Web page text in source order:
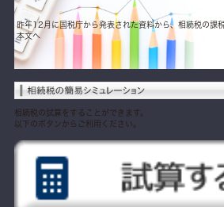
昨年12月に国税庁から発表された資料から、相続税の課
本文へ
相続税の試算をすることができます。
以下のボタンからご利用ください。